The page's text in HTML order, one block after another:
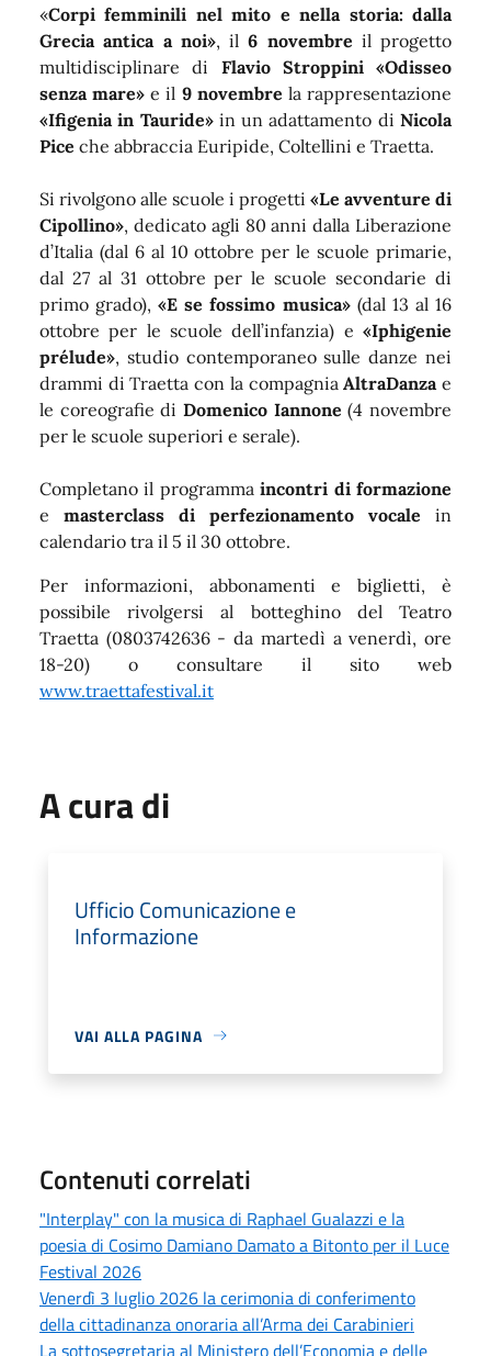
«Corpi femminili nel mito e nella storia: dalla
Grecia antica a noi», il6 novembre il progetto
multidisciplinare di Flavio Stroppini «Odisseo
senza mare» e il 9 novembre la rappresentazione
«Ifigenia in Tauride»in un adattamento diNicola
Pice che abbraccia Euripide, Coltellini e Traetta.
Si rivolgono alle scuole i progetti «Le avventure di
Cipollino», dedicato agli 80 anni dalla Liberazione
d’Italia (dal 6 al 10 ottobre per le scuole primarie,
dal 27 al 31 ottobre per le scuole secondarie di
primo grado),«E se fossimo musica»(dal 13 al 16
ottobre per le scuole dell’infanzia) e «Iphigenie
prélude», studio contemporaneo sulle danze nei
drammi di Traetta con la compagniaAltraDanzae
le coreografie di Domenico Iannone(4 novembre
per le scuole superiori e serale).
Completano il programmaincontri di formazione
e masterclass di perfezionamento vocale in
calendario tra il 5 il 30 ottobre.
Per informazioni, abbonamenti e biglietti, è
possibile rivolgersi al botteghino del Teatro
Traetta (0803742636 - da martedì a venerdì, ore
18-20) o consultare il sito web
www.traettafestival.it
A cura di
Ufficio Comunicazione e
Informazione
VAI ALLA PAGINA
Contenuti correlati
"Interplay" con la musica di Raphael Gualazzi e la
poesia di Cosimo Damiano Damato a Bitonto per il Luce
Festival 2026
Venerdì 3 luglio 2026 la cerimonia di conferimento
della cittadinanza onoraria all’Arma dei Carabinieri
La sottosegretaria al Ministero dell’Economia e delle